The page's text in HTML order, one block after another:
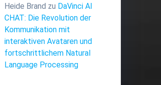
Heide Brand zu DaVinci AI
CHAT: Die Revolution der
Kommunikation mit
interaktiven Avataren und
fortschrittlichem Natural
Language Processing